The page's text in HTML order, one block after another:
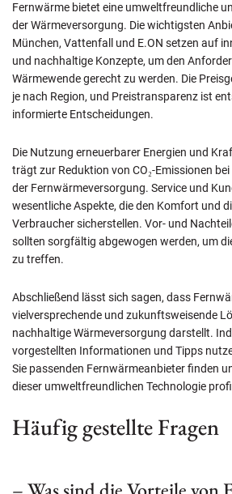
Fernwärme bietet eine umweltfreundliche
der Wärmeversorgung. Die wichtigsten
München, Vattenfall und E.ON setzen auf
und nachhaltige Konzepte, um den
Wärmewende gerecht zu werden. Die
je nach Region, und Preistransparenz ist
informierte Entscheidungen.
Die Nutzung erneuerbarer Energien und
trägt zur Reduktion von CO₂-Emissionen
der Fernwärmeversorgung. Service und
wesentliche Aspekte, die den Komfort und
Verbraucher sicherstellen. Vor- und
sollten sorgfältig abgewogen werden, um
zu treffen.
Abschließend lässt sich sagen, dass
vielversprechende und zukunftsweisende
nachhaltige Wärmeversorgung darstellt.
vorgestellten Informationen und Tipps
Sie passenden Fernwärmeanbieter finden
dieser umweltfreundlichen Technologie
Häufig gestellte Fragen